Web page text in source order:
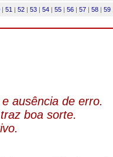
| 51 | 52 | 53 | 54 | 55 | 56 | 57 | 58 | 59
ausência de erro.
boa sorte.